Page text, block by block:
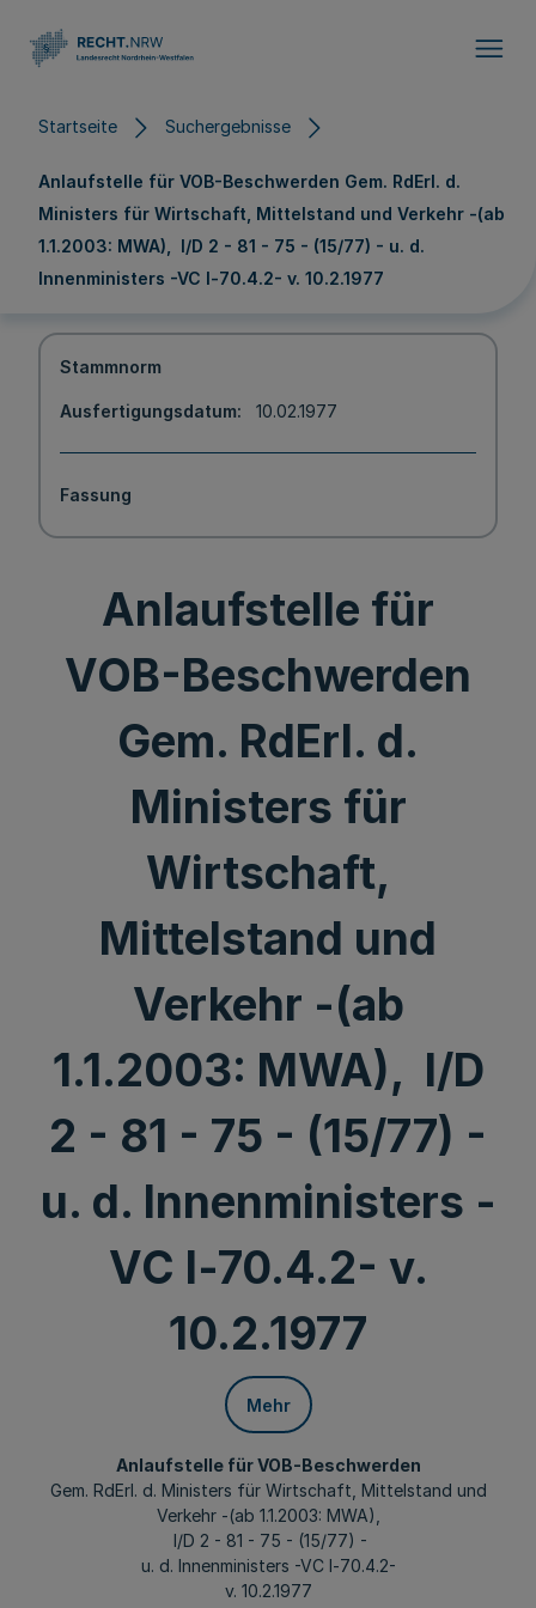
Startseite Suchergebnisse
Anlaufstelle für VOB-Beschwerden Gem. RdErl. d.
Ministers für Wirtschaft, Mittelstand und Verkehr -(ab
1.1.2003: MWA), I/D 2 - 81 - 75 - (15/77) - u. d.
Innenministers -VC l-70.4.2- v. 10.2.1977
Stammnorm
Ausfertigungsdatum 10.02.1977
Fassung
Anlaufstelle für
VOB-Beschwerden
Gem. RdErl. d.
Ministers für
Wirtschaft,
Mittelstand und
Verkehr -(ab
1.1.2003: MWA), I/D
2 - 81 - 75 - (15/77) -
u. d. Innenministers -
VC l-70.4.2- v.
10.2.1977
Mehr
Anlaufstelle für VOB-Beschwerden
Gem. RdErl. d. Ministers für Wirtschaft, Mittelstand und
Verkehr -(ab 1.1.2003: MWA),
I/D 2 - 81 - 75 - (15/77) -
u. d. Innenministers -VC l-70.4.2-
v. 10.2.1977